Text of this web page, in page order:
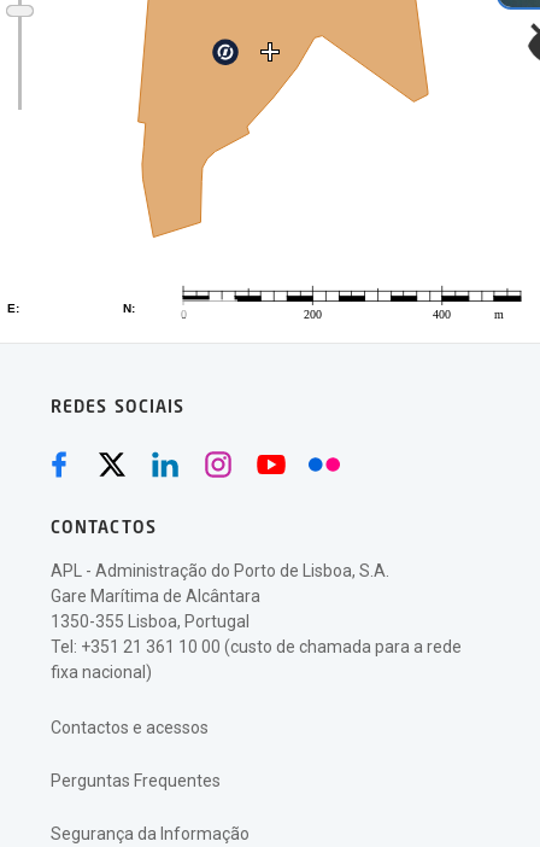
REDES SOCIAIS
CONTACTOS
APL - Administração do Porto de Lisboa, S.A.
Gare Marítima de Alcântara
1350-355 Lisboa, Portugal
Tel: +351 21 361 10 00 (custo de chamada para a rede
fixa nacional)
Contactos e acessos
Perguntas Frequentes
Segurança da Informação